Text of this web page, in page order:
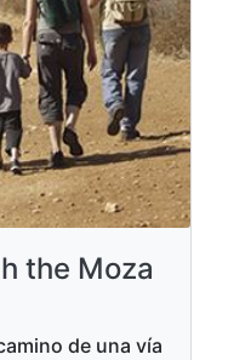
the Moza
de una vía